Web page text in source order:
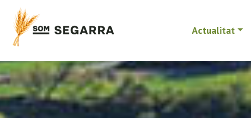
Actualitat